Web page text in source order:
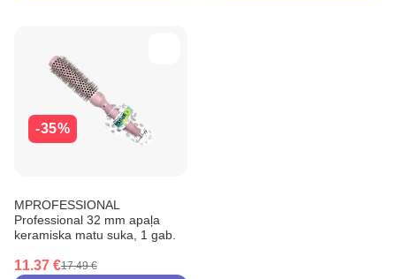
-35%
MPROFESSIONAL
Professional 32 mm apaļa
keramiska matu suka, 1 gab.
11.37 €17.49 €